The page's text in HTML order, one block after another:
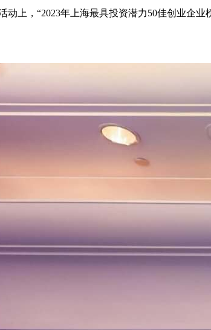
动上，“2023年上海最具投资潜力50佳创业企